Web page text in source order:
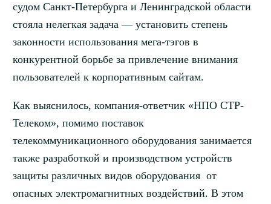
судом Санкт-Петербурга и Ленинградской области
стояла нелегкая задача — установить степень
законности использования мега-тэгов в
конкурентной борьбе за привлечение внимания
пользователей к корпоративным сайтам.
Как выяснилось, компания-ответчик «НПО СТР-
Телеком», помимо поставок
телекоммуникационного оборудования занимается
также разработкой и производством устройств
защиты различных видов оборудования от
опасных электромагнитных воздействий. В этом